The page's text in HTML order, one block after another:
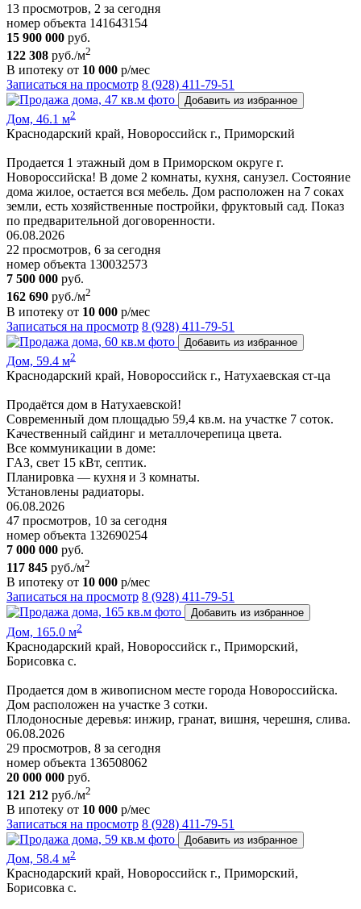
13 просмотров, 2 за сегодня
номер объекта 141643154
15 900 000 руб.
122 308 руб./м2
В ипотеку от 10 000 р/мес
Записаться на просмотр 8 (928) 411-79-51
Добавить из избранное
Дом, 46.1 м2
Краснодарский край, Новороссийск г., Приморский
Продается 1 этажный дом в Приморском округе г.
Новороссийска! В доме 2 комнаты, кухня, санузел. Состояние
дома жилое, остается вся мебель. Дом расположен на 7 соках
земли, есть хозяйственные постройки, фруктовый сад. Показ
по предварительной договоренности.
06.08.2026
22 просмотров, 6 за сегодня
номер объекта 130032573
7 500 000 руб.
162 690 руб./м2
В ипотеку от 10 000 р/мес
Записаться на просмотр 8 (928) 411-79-51
Добавить из избранное
Дом, 59.4 м2
Краснодарский край, Новороссийск г., Натухаевская ст-ца
Продаётся дом в Натухаевской!
Современный дом площадью 59,4 кв.м. на учaстке 7 соток.
Kачecтвенный сайдинг и металлочepeпица цветa.
Все коммуникации в доме:
ГAЗ, свет 15 кВт, септик.
Планировка — кухня и 3 комнаты.
Установлены радиаторы.
06.08.2026
47 просмотров, 10 за сегодня
номер объекта 132690254
7 000 000 руб.
117 845 руб./м2
В ипотеку от 10 000 р/мес
Записаться на просмотр 8 (928) 411-79-51
Добавить из избранное
Дом, 165.0 м2
Краснодарский край, Новороссийск г., Приморский,
Борисовка с.
Продается дом в живописном месте города Новороссийска.
Дом расположен на участке 3 сотки.
Плодоносные деревья: инжир, гранат, вишня, черешня, слива.
06.08.2026
29 просмотров, 8 за сегодня
номер объекта 136508062
20 000 000 руб.
121 212 руб./м2
В ипотеку от 10 000 р/мес
Записаться на просмотр 8 (928) 411-79-51
Добавить из избранное
Дом, 58.4 м2
Краснодарский край, Новороссийск г., Приморский,
Борисовка с.